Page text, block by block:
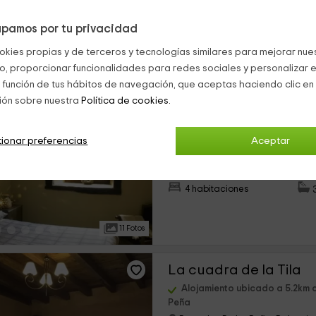
por tu privacidad
propias y de terceros y tecnologías similares para mejorar
proporcionar funcionalidades para redes sociales y personalizar
de tus hábitos de navegación, que aceptas haciendo clic
sobre nuestra Política de cookies.
Aceptar
preferencias
11 Fotos
La Tila
Roscales De La Peña, Palencia
1 opiniones
4 habitaciones
La cuadra de la Tila
Alojamiento ubicado a 5.2km
Peña